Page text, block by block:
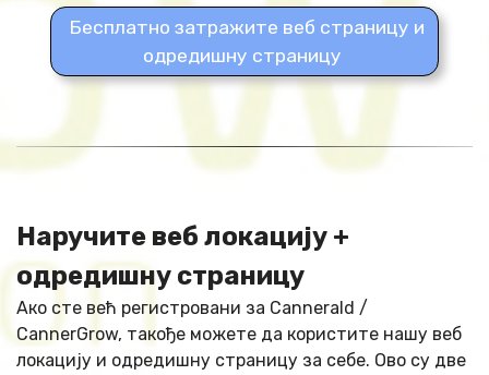
Бесплатно затражите веб страницу и
одредишну страницу
Наручите веб локацију +
одредишну страницу
Ако сте већ регистровани за Cannerald /
CannerGrow, такође можете да користите нашу веб
локацију и одредишну страницу за себе. Ово су две